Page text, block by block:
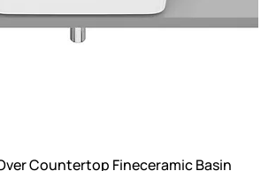
Countertop Fineceramic Basin